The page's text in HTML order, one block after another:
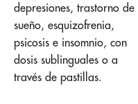
depresiones, trastorno de
sueño, esquizofrenia,
psicosis e insomnio, con
dosis sublinguales o a
través de pastillas.